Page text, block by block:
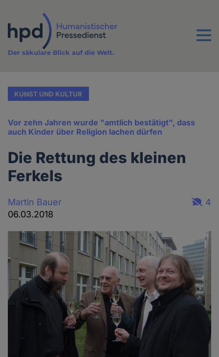
Inhalt
Menu
Der säkulare Blick auf die Welt.
KUNST UND KULTUR
Vor zehn Jahren wurde "amtlich bestätigt", dass
auch Kinder über Religion lachen dürfen
Die Rettung des kleinen
Ferkels
Martin Bauer
06.03.2018
4